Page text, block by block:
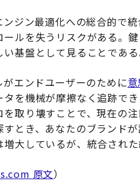
ンジン最適化への総合的で
ールを失うリスクがある。
い基盤として見ることである
がエンドユーザーのために
タを機械が摩擦なく追跡で
を取り壊すことで、現在の
すとき、あなたのブランド
増大しているが、統合され
原文）